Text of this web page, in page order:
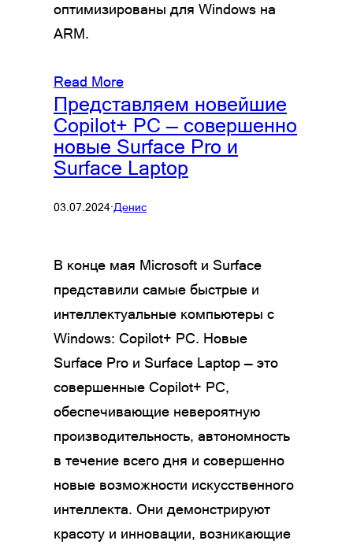
оптимизированы для Windows на
ARM.
Read More
Представляем новейшие
Copilot+ PC — совершенно
новые Surface Pro и
Surface Laptop
03.07.2024·Денис
В конце мая Microsoft и Surface
представили самые быстрые и
интеллектуальные компьютеры с
Windows: Copilot+ PC. Новые
Surface Pro и Surface Laptop — это
совершенные Copilot+ PC,
обеспечивающие невероятную
производительность, автономность
в течение всего дня и совершенно
новые возможности искусственного
интеллекта. Они демонстрируют
красоту и инновации, возникающие